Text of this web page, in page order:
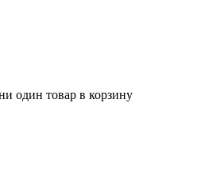
один товар в корзину